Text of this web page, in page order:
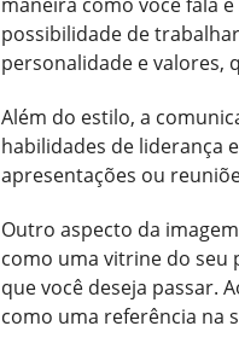
possibilidade de
personalidade e valores,
Além do estilo, a
habilidades de liderança
apresentações ou
Outro aspecto da
como uma vitrine do seu
que você deseja passar.
como uma referência na